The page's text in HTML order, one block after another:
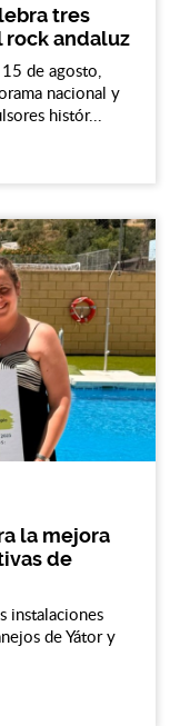
tres
andaluz
de agosto,
nacional y
histór...
la mejora
de
instalaciones
de Yátor y